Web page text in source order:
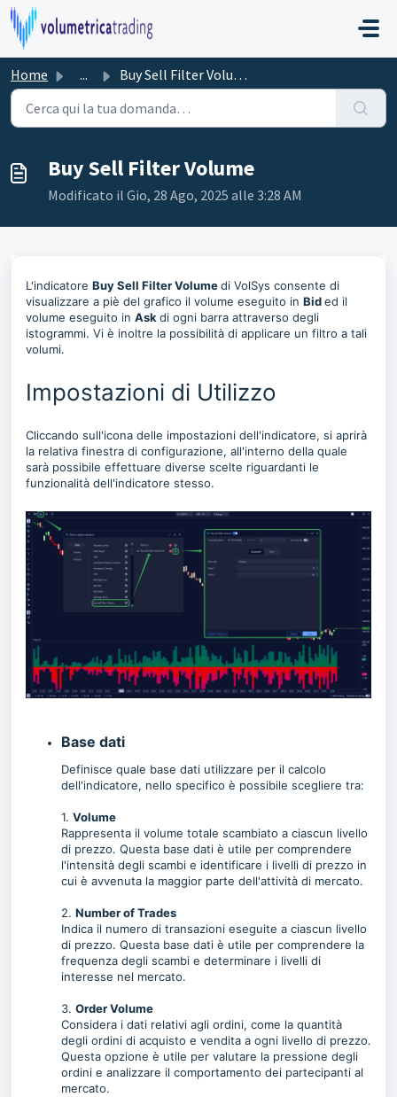
Salta al contenuto principale
Home ... Buy Sell Filter Volume
Buy Sell Filter Volume
Modificato il Gio, 28 Ago, 2025 alle 3:28 AM
L'indicatore Buy Sell Filter Volumedi VolSys consente di
visualizzare a piè del grafico il volume eseguito in Bided il
volume eseguito in Ask di ogni barra attraverso degli
istogrammi. Vi è inoltre la possibilità di applicare un filtro a tali
volumi.
Impostazioni di Utilizzo
Cliccando sull'icona delle impostazioni dell'indicatore, si aprirà
la relativa finestra di configurazione, all'interno della quale
sarà possibile effettuare diverse scelte riguardanti le
funzionalità dell'indicatore stesso.
Base dati
Definisce quale base dati utilizzare per il calcolo
dell'indicatore, nello specifico è possibile scegliere tra:
1. Volume
Rappresenta il volume totale scambiato a ciascun livello
di prezzo. Questa base dati è utile per comprendere
l'intensità degli scambi e identificare i livelli di prezzo in
cui è avvenuta la maggior parte dell'attività di mercato.
2. Number of Trades
Indica il numero di transazioni eseguite a ciascun livello
di prezzo. Questa base dati è utile per comprendere la
frequenza degli scambi e determinare i livelli di
interesse nel mercato.
3. Order Volume
Considera i dati relativi agli ordini, come la quantità
degli ordini di acquisto e vendita a ogni livello di prezzo.
Questa opzione è utile per valutare la pressione degli
ordini e analizzare il comportamento dei partecipanti al
mercato.